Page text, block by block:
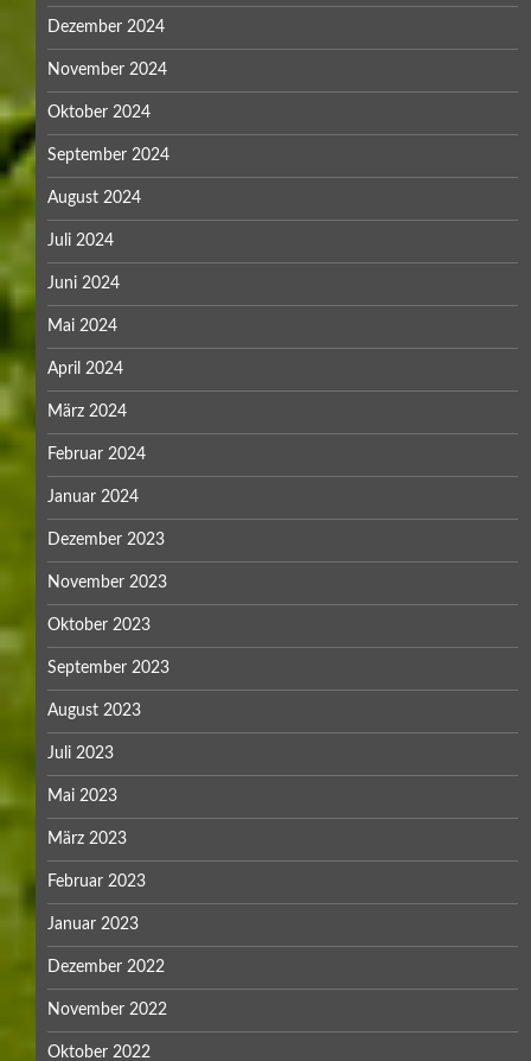
Dezember 2024
November 2024
Oktober 2024
September 2024
August 2024
Juli 2024
Juni 2024
Mai 2024
April 2024
März 2024
Februar 2024
Januar 2024
Dezember 2023
November 2023
Oktober 2023
September 2023
August 2023
Juli 2023
Mai 2023
März 2023
Februar 2023
Januar 2023
Dezember 2022
November 2022
Oktober 2022